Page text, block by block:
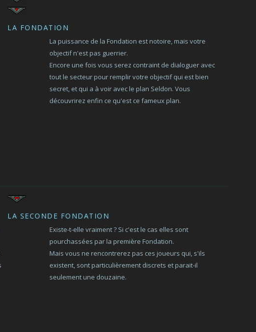
LA FONDATION
La puissance de la Fondation est notoire, mais votre
objectif n'est pas guerrier.
Encore une fois vous serez contraint de dialoguer avec
tout le secteur pour remplir votre objectif qui est bien
secret, et qui a à voir avec le plan Seldon. Vous
découvrirez enfin ce qu'est ce fameux plan.
LA SECONDE FONDATION
Existe-t-elle vraiment ? Si c'est le cas elles sont
pourchassées par la première Fondation.
Mais vous ne rencontrerez pas ces joueurs qui, s'ils
existent, sont particulièrement discrets et parait-il
seulement une douzaine.